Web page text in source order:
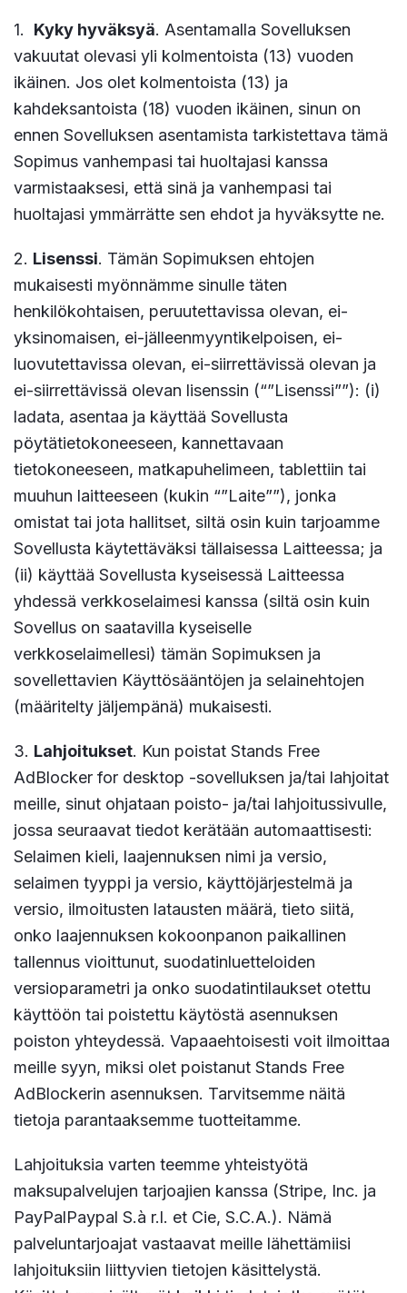
1. Kyky hyväksyä. Asentamalla Sovelluksen
vakuutat olevasi yli kolmentoista (13) vuoden
ikäinen. Jos olet kolmentoista (13) ja
kahdeksantoista (18) vuoden ikäinen, sinun on
ennen Sovelluksen asentamista tarkistettava tämä
Sopimus vanhempasi tai huoltajasi kanssa
varmistaaksesi, että sinä ja vanhempasi tai
huoltajasi ymmärrätte sen ehdot ja hyväksytte ne.
2. Lisenssi. Tämän Sopimuksen ehtojen
mukaisesti myönnämme sinulle täten
henkilökohtaisen, peruutettavissa olevan, ei-
yksinomaisen, ei-jälleenmyyntikelpoisen, ei-
luovutettavissa olevan, ei-siirrettävissä olevan ja
ei-siirrettävissä olevan lisenssin (“”Lisenssi””): (i)
ladata, asentaa ja käyttää Sovellusta
pöytätietokoneeseen, kannettavaan
tietokoneeseen, matkapuhelimeen, tablettiin tai
muuhun laitteeseen (kukin “”Laite””), jonka
omistat tai jota hallitset, siltä osin kuin tarjoamme
Sovellusta käytettäväksi tällaisessa Laitteessa; ja
(ii) käyttää Sovellusta kyseisessä Laitteessa
yhdessä verkkoselaimesi kanssa (siltä osin kuin
Sovellus on saatavilla kyseiselle
verkkoselaimellesi) tämän Sopimuksen ja
sovellettavien Käyttösääntöjen ja selainehtojen
(määritelty jäljempänä) mukaisesti.
3. Lahjoitukset. Kun poistat Stands Free
AdBlocker for desktop -sovelluksen ja/tai lahjoitat
meille, sinut ohjataan poisto- ja/tai lahjoitussivulle,
jossa seuraavat tiedot kerätään automaattisesti:
Selaimen kieli, laajennuksen nimi ja versio,
selaimen tyyppi ja versio, käyttöjärjestelmä ja
versio, ilmoitusten latausten määrä, tieto siitä,
onko laajennuksen kokoonpanon paikallinen
tallennus vioittunut, suodatinluetteloiden
versioparametri ja onko suodatintilaukset otettu
käyttöön tai poistettu käytöstä asennuksen
poiston yhteydessä. Vapaaehtoisesti voit ilmoittaa
meille syyn, miksi olet poistanut Stands Free
AdBlockerin asennuksen. Tarvitsemme näitä
tietoja parantaaksemme tuotteitamme.
Lahjoituksia varten teemme yhteistyötä
maksupalvelujen tarjoajien kanssa (Stripe, Inc. ja
PayPalPaypal S.à r.l. et Cie, S.C.A.). Nämä
palveluntarjoajat vastaavat meille lähettämiisi
lahjoituksiin liittyvien tietojen käsittelystä.